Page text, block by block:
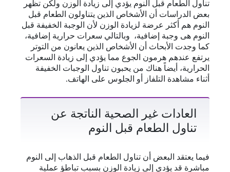
تناول الطعام قبل النوم يؤدي إلى زيادة الوزن ولكن تظهر
بعض الدراسات أن الأشخاص الذين يتناولون الطعام قبل
النوم هم أكثر عرضة لزيادة الوزن لأن الوجبة الخفيفة قبل
النوم هى وجبة إضافية، وبالتالي سعرات حرارية إضافية،
كما وجدت الأبحاث أن الأشخاص الذين يعانون من التوتر
يرتفع عندهم هرمون الجوع مما يؤدي إلى زيادة السعرات
الحرارية، أيضاً هناك من يحبون تناول الوجبات الخفيفة
أثناء مشاهدة التلفاز أو الجلوس على الهاتف.
العادات غير الصحية الناتجة عن
تناول الطعام قبل النوم
فيما يعتقد البعض أن تناول الطعام قبل الذهاب إلى النوم
مباشرة قد يؤدي إلى زيادة الوزن بسبب تباطؤ عملية